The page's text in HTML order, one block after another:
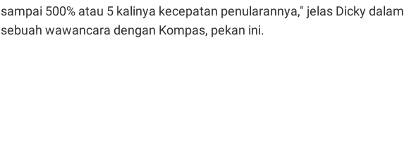
sampai 500% atau 5 kalinya kecepatan penularannya," jelas Dicky dalam
sebuah wawancara dengan Kompas, pekan ini.